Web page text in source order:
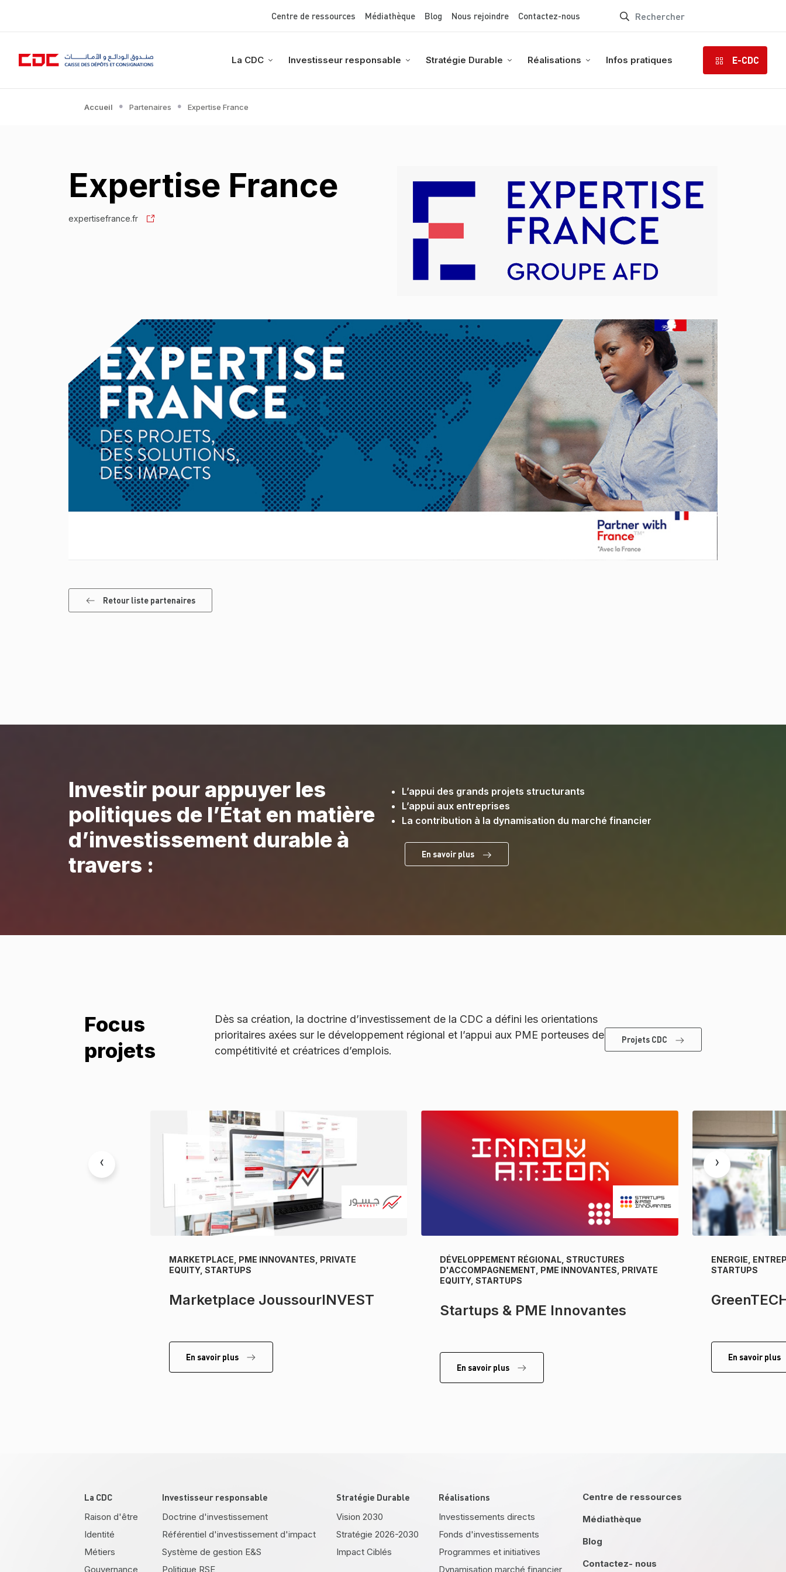
au
Top Menu
Centre de ressources Médiathèque Blog Nous rejoindre Contactez-nous
La CDC Investisseur responsable Stratégie Durable Réalisations Infos pratiques E-CDC
Accueil Partenaires Expertise France
Expertise France
expertisefrance.fr
Retour liste partenaires
Investir pour appuyer les
politiques de l’État en matière
d’investissement durable à
travers :
L’appui des grands projets structurants
L’appui aux entreprises
La contribution à la dynamisation du marché financier
En savoir plus
Focus
projets
Dès sa création, la doctrine d’investissement de la CDC a défini les orientations
prioritaires axées sur le développement régional et l’appui aux PME porteuses de
compétitivité et créatrices d’emplois.
Projets CDC
MARKETPLACE, PME INNOVANTES, PRIVATE
EQUITY, STARTUPS
Marketplace JoussourINVEST
En savoir plus
DÉVELOPPEMENT RÉGIONAL, STRUCTURES
D'ACCOMPAGNEMENT, PME INNOVANTES, PRIVATE
EQUITY, STARTUPS
Startups & PME Innovantes
En savoir plus
ENERGIE,
STARTUPS
En savoir plus
‹ ›
Pied de page
La CDC
Raison d'être
Identité
Métiers
Gouvernance
Investisseur responsable
Doctrine d'investissement
Référentiel d'investissement d'impact
Système de gestion E&S
Politique RSE
Stratégie Durable
Vision 2030
Stratégie 2026-2030
Impact Ciblés
Réalisations
Investissements directs
Fonds d'investissements
Programmes et initiatives
Dynamisation marché financier
Centre de ressources
Médiathèque
Blog
Contactez- nous